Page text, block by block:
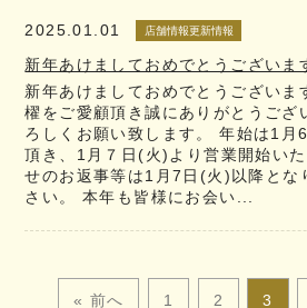
2025.01.01 店舗情報更新情報
新年あけましておめでとうございま
新年あけましておめでとうございま
櫂をご愛顧頂き誠にありがとうござ
ろしくお願い致します。 年始は1月
頂き、1月７日(火)より営業開始い
せのお返事等は1月7日(火)以降とな
さい。 本年も皆様にお会い...
« 前へ 1 2 3